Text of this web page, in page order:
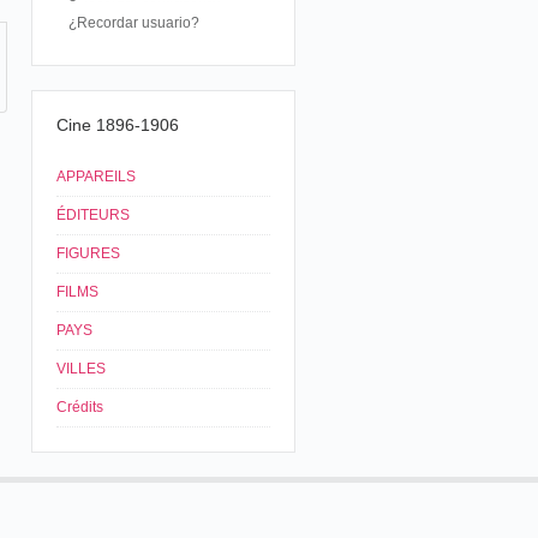
¿Recordar usuario?
Cine 1896-1906
APPAREILS
ÉDITEURS
FIGURES
FILMS
PAYS
VILLES
Crédits